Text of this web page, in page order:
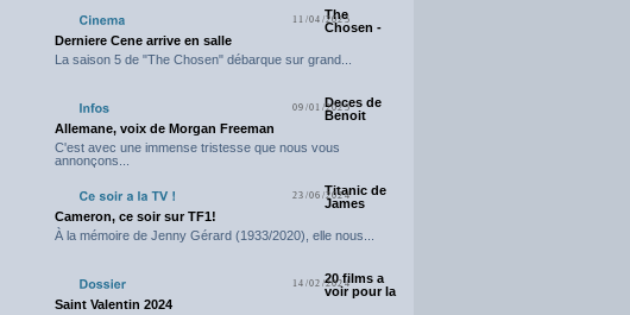
11/04/2025
The
Chosen -
Derniere Cene arrive en salle
La saison 5 de "The Chosen" débarque sur grand...
09/01/2025Deces de
Benoit
Allemane, voix de Morgan Freeman
C'est avec une immense tristesse que nous vous
annonçons...
23/06/2024Titanic de
James
Cameron, ce soir sur TF1!
À la mémoire de Jenny Gérard (1933/2020), elle nous...
14/02/202420 films a
voir pour la
Saint Valentin 2024